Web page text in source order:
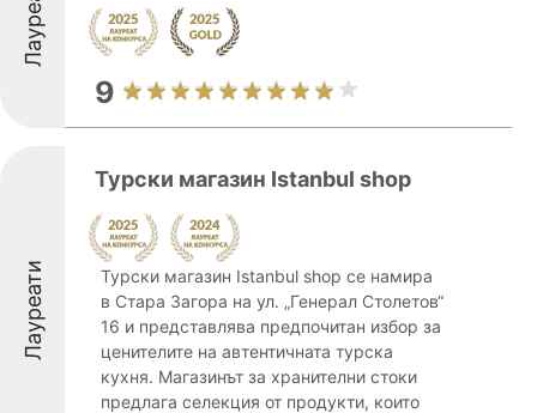
9
Лауреати
Турски магазин Istanbul shop
Турски магазин Istanbul shop се намира
в Стара Загора на ул. „Генерал Столетов“
16 и представлява предпочитан избор за
ценителите на автентичната турска
кухня. Магазинът за хранителни стоки
предлага селекция от продукти, които